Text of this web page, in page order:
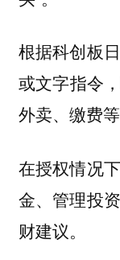
根据科创板
或文字指令
外卖、缴费等
在授权情况
金、管理投
财建议。